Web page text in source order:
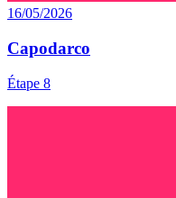
16/05/2026
Capodarco
Étape 8